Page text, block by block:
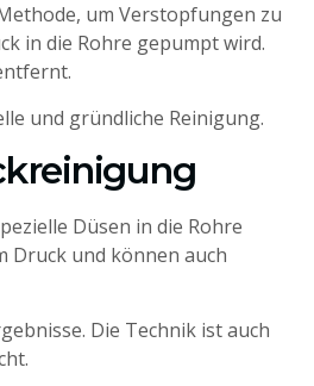
um Verstopfungen zu
in die Rohre gepumpt wird.
und gründliche Reinigung.
Düsen in die Rohre
Druck und können auch
Die Technik ist auch